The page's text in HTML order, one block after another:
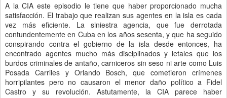
A la CIA este episodio le tiene que haber proporcionado mucha
satisfacción. El trabajo que realizan sus agentes en la isla es cada
vez más eficiente. La siniestra agencia, que fue derrotada
contundentemente en Cuba en los años sesenta, y que ha seguido
conspirando contra el gobierno de la isla desde entonces, ha
encontrado agentes mucho más disciplinados y letales que los
burdos criminales de antaño, carniceros sin seso ni arte como Luis
Posada Carriles y Orlando Bosch, que cometieron crímenes
horripilantes pero no causaron el menor daño político a Fidel
Castro y su revolución. Astutamente, la CIA parece haber